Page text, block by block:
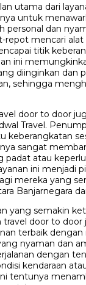
utama dari
untuk
personal dan
repot mencari alat
titik
ini
diinginkan dan
sehingga
door to door
Travel.
keberangkatan
sangat
padat atau
ini menjadi
mereka yang
Banjarnegara
yang semakin
travel door to door
terbaik
nyaman dan
dengan
kendaraan
tentunya